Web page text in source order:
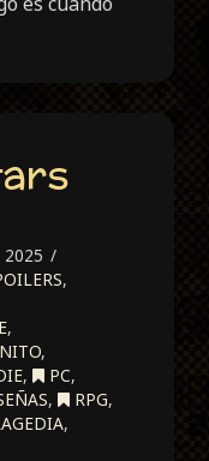
2025
,
,
,
, PC,
, RPG,
,